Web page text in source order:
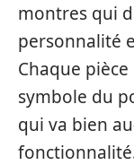
montres qui
personnalité
Chaque
symbole du
qui va bien